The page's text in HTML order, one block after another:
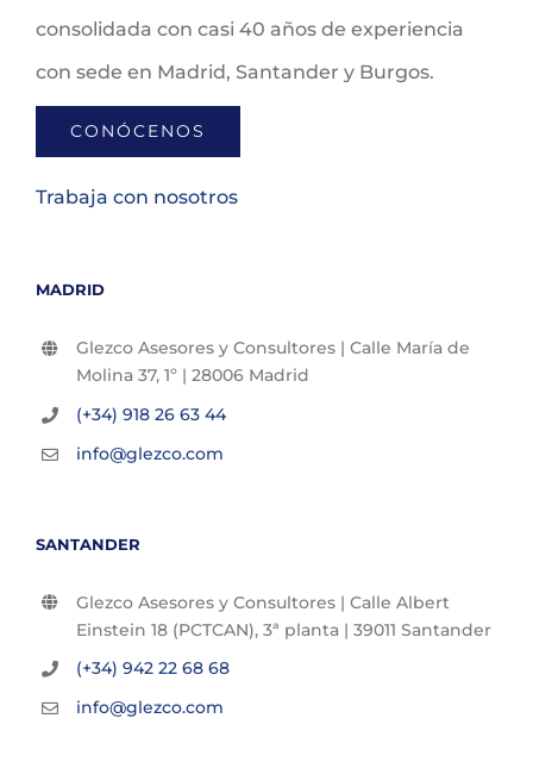
consolidada con casi 40 años de experiencia
con sede en Madrid, Santander y Burgos.
CONÓCENOS
Trabaja con nosotros
MADRID
Glezco Asesores y Consultores | Calle María de
Molina 37, 1º | 28006 Madrid
(+34) 918 26 63 44
info@glezco.com
SANTANDER
Glezco Asesores y Consultores | Calle Albert
Einstein 18 (PCTCAN), 3ª planta | 39011 Santander
(+34) 942 22 68 68
info@glezco.com